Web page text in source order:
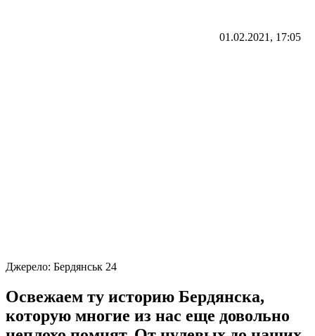
01.02.2021, 17:05
Джерело: Бердянськ 24
Освежаем ту историю Бердянска,
которую многие из нас еще довольно